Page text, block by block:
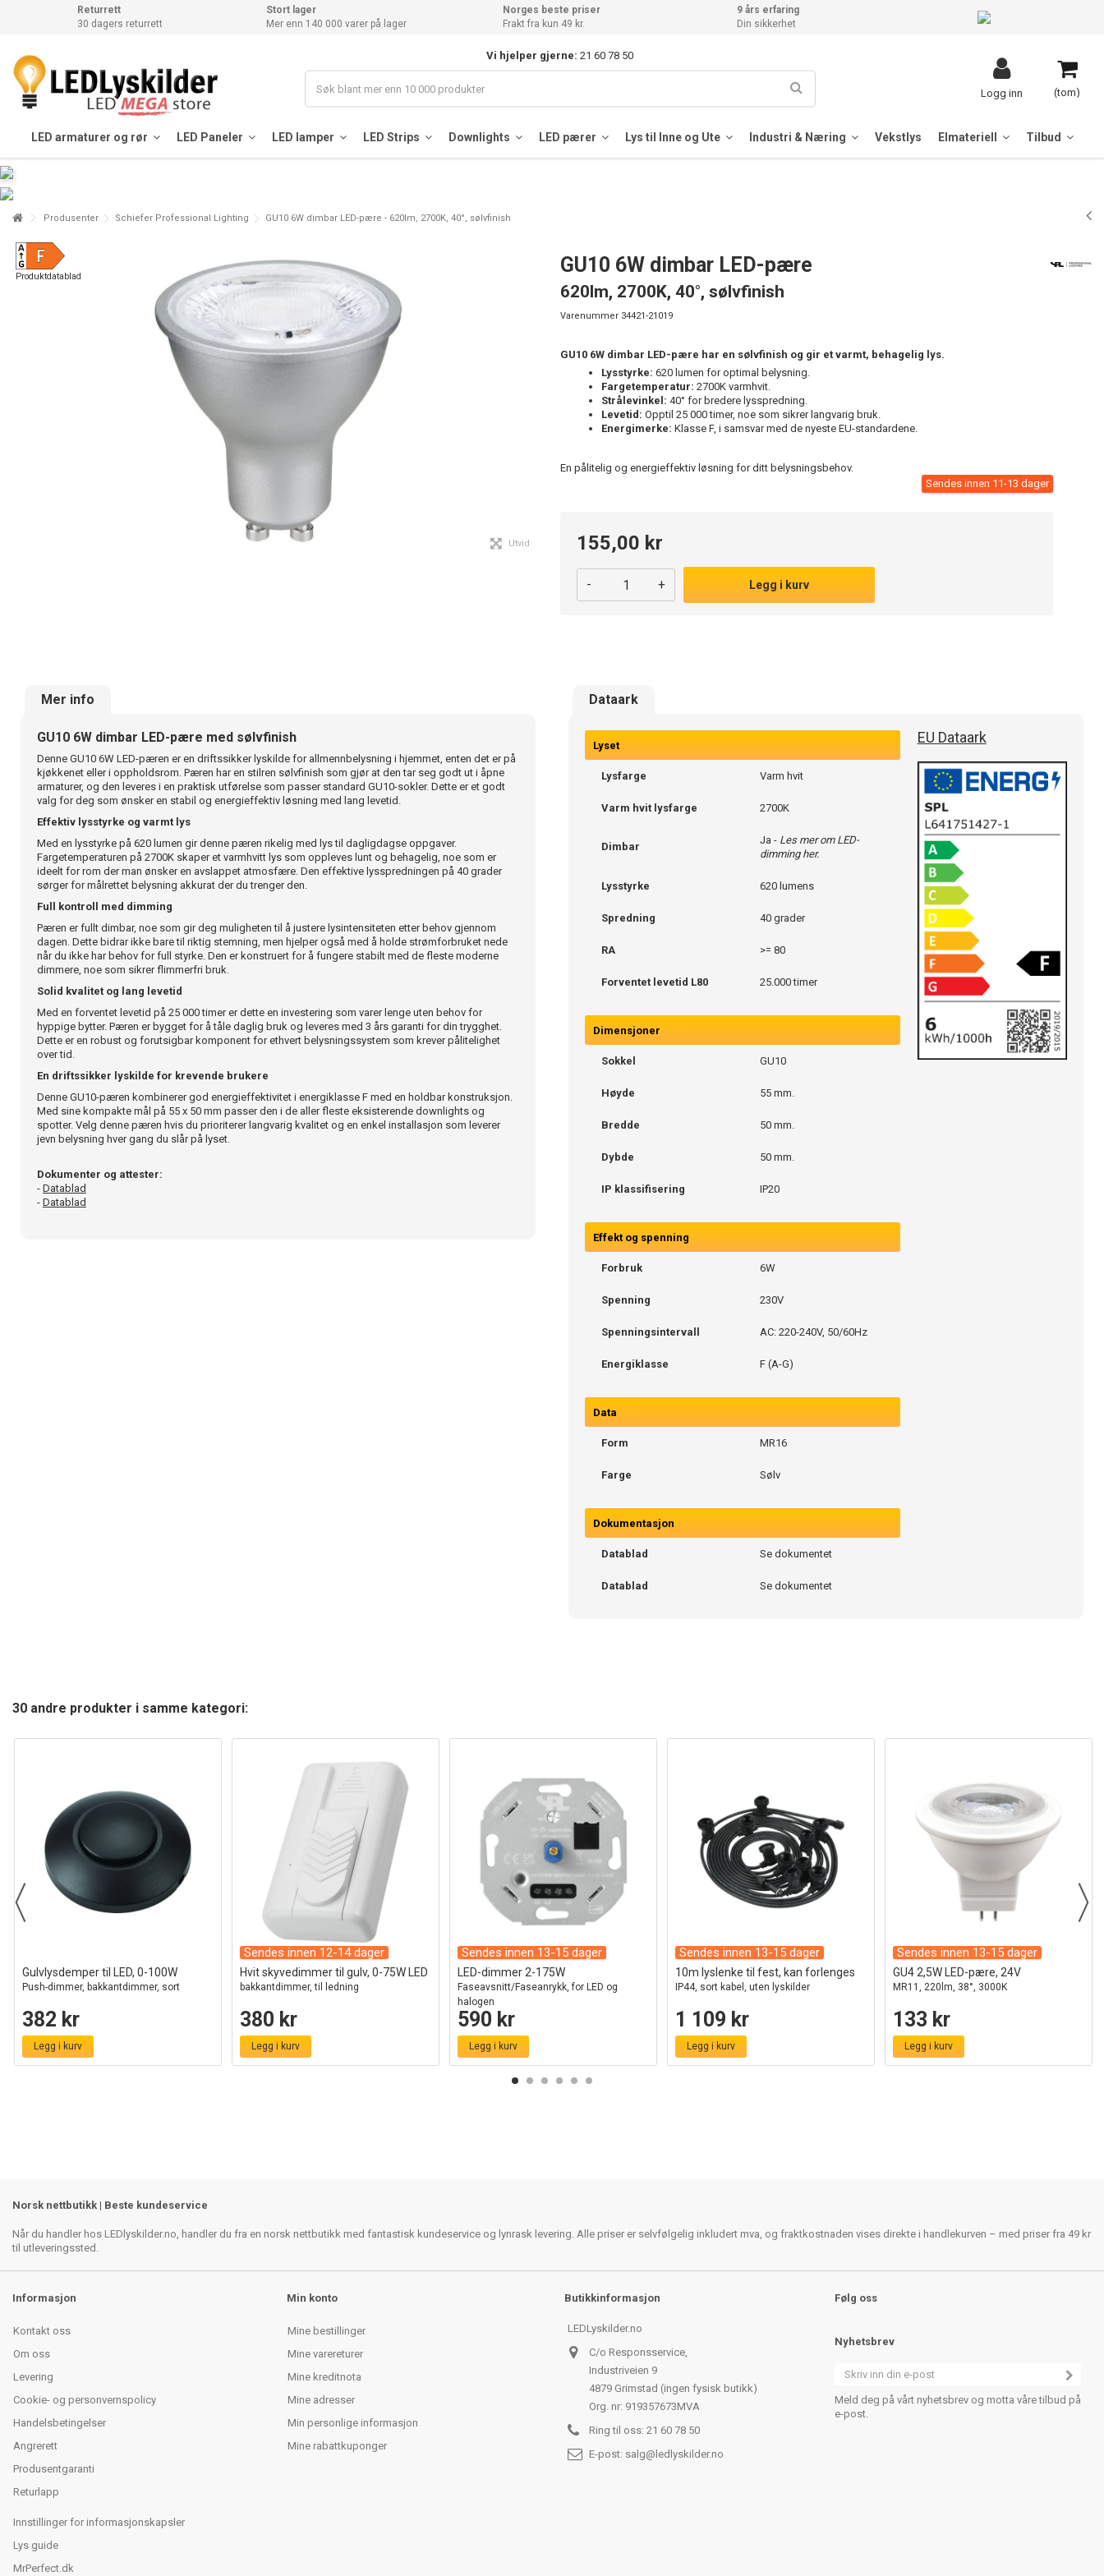
Returrett
30 dagers returrett
Stort lager
Mer enn 140 000 varer på lager
Norges beste priser
Frakt fra kun 49 kr.
9 års erfaring
Din sikkerhet
Vi hjelper gjerne: 21 60 78 50
(tom)
Logg inn
LED armaturer og rør LED Paneler LED lamper LED Strips Downlights LED pærer Lys til Inne og Ute Industri & Næring Vekstlys Elmateriell Tilbud
Produsenter Schiefer Professional Lighting GU10 6W dimbar LED-pære - 620lm, 2700K, 40°, sølvfinish
Produktdatablad
Utvid
GU10 6W dimbar LED-pære
620lm, 2700K, 40°, sølvfinish
Varenummer 34421-21019
GU10 6W dimbar LED-pære har en sølvfinish og gir et varmt, behagelig lys.
Lysstyrke: 620 lumen for optimal belysning.
Fargetemperatur: 2700K varmhvit.
Strålevinkel: 40° for bredere lysspredning.
Levetid: Opptil 25 000 timer, noe som sikrer langvarig bruk.
Energimerke: Klasse F, i samsvar med de nyeste EU-standardene.
En pålitelig og energieffektiv løsning for ditt belysningsbehov.
Sendes innen 11-13 dager
155,00 kr
- + Legg i kurv
Mer info Dataark
GU10 6W dimbar LED-pære med sølvfinish
Denne GU10 6W LED-pæren er en driftssikker lyskilde for allmennbelysning i hjemmet, enten det er på
kjøkkenet eller i oppholdsrom. Pæren har en stilren sølvfinish som gjør at den tar seg godt ut i åpne
armaturer, og den leveres i en praktisk utførelse som passer standard GU10-sokler. Dette er et godt
valg for deg som ønsker en stabil og energieffektiv løsning med lang levetid.
Effektiv lysstyrke og varmt lys
Med en lysstyrke på 620 lumen gir denne pæren rikelig med lys til dagligdagse oppgaver.
Fargetemperaturen på 2700K skaper et varmhvitt lys som oppleves lunt og behagelig, noe som er
ideelt for rom der man ønsker en avslappet atmosfære. Den effektive lysspredningen på 40 grader
sørger for målrettet belysning akkurat der du trenger den.
Full kontroll med dimming
Pæren er fullt dimbar, noe som gir deg muligheten til å justere lysintensiteten etter behov gjennom
dagen. Dette bidrar ikke bare til riktig stemning, men hjelper også med å holde strømforbruket nede
når du ikke har behov for full styrke. Den er konstruert for å fungere stabilt med de fleste moderne
dimmere, noe som sikrer flimmerfri bruk.
Solid kvalitet og lang levetid
Med en forventet levetid på 25 000 timer er dette en investering som varer lenge uten behov for
hyppige bytter. Pæren er bygget for å tåle daglig bruk og leveres med 3 års garanti for din trygghet.
Dette er en robust og forutsigbar komponent for ethvert belysningssystem som krever pålitelighet
over tid.
En driftssikker lyskilde for krevende brukere
Denne GU10-pæren kombinerer god energieffektivitet i energiklasse F med en holdbar konstruksjon.
Med sine kompakte mål på 55 x 50 mm passer den i de aller fleste eksisterende downlights og
spotter. Velg denne pæren hvis du prioriterer langvarig kvalitet og en enkel installasjon som leverer
jevn belysning hver gang du slår på lyset.
Dokumenter og attester:
- Datablad
- Datablad
Lyset
Lysfarge Varm hvit
Varm hvit lysfarge 2700K
Dimbar
Ja - Les mer om LED-
dimming her.
Lysstyrke 620 lumens
Spredning 40 grader
RA >= 80
Forventet levetid L80 25.000 timer
Dimensjoner
Sokkel GU10
Høyde 55 mm.
Bredde 50 mm.
Dybde 50 mm.
IP klassifisering IP20
Effekt og spenning
Forbruk 6W
Spenning 230V
Spenningsintervall AC: 220-240V, 50/60Hz
Energiklasse F (A-G)
Data
Form MR16
Farge Sølv
Dokumentasjon
Datablad Se dokumentet
Datablad Se dokumentet
EU Dataark
30 andre produkter i samme kategori:
Gulvlysdemper til LED, 0-100W
Push-dimmer, bakkantdimmer, sort
382 kr
Legg i kurv
Sendes innen 12-14 dager
Hvit skyvedimmer til gulv, 0-75W LED
bakkantdimmer, til ledning
380 kr
Legg i kurv
Sendes innen 13-15 dager
LED-dimmer 2-175W
Faseavsnitt/Faseanrykk, for LED og
halogen
590 kr
Legg i kurv
Sendes innen 13-15 dager
10m lyslenke til fest, kan forlenges
IP44, sort kabel, uten lyskilder
1 109 kr
Legg i kurv
Sendes innen 13-15 dager
GU4 2,5W LED-pære, 24V
MR11, 220lm, 38°, 3000K
133 kr
Legg i kurv
Norsk nettbutikk | Beste kundeservice
Når du handler hos LEDlyskilder.no, handler du fra en norsk nettbutikk med fantastisk kundeservice og lynrask levering. Alle priser er selvfølgelig inkludert mva, og fraktkostnaden vises direkte i handlekurven – med priser fra 49 kr
til utleveringssted.
Informasjon
Kontakt oss
Om oss
Levering
Cookie- og personvernspolicy
Handelsbetingelser
Angrerett
Produsentgaranti
Returlapp
Innstillinger for informasjonskapsler
Lys guide
MrPerfect.dk
Min konto
Mine bestillinger
Mine varereturer
Mine kreditnota
Mine adresser
Min personlige informasjon
Mine rabattkuponger
Butikkinformasjon
LEDLyskilder.no
C/o Responsservice,
Industriveien 9
4879 Grimstad (ingen fysisk butikk)
Org. nr: 919357673MVA
Ring til oss: 21 60 78 50
E-post: salg@ledlyskilder.no
Følg oss
Nyhetsbrev
Meld deg på vårt nyhetsbrev og motta våre tilbud på
e-post.